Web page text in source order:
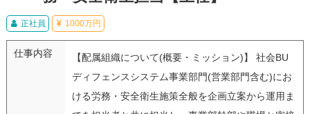
正社員 1000万円
仕事内容
【配属組織について(概要・ミッション)】 社会BU
ディフェンスシステム事業部門(営業部門含む)にお
ける労務・安全衛生施策全般を企画立案から運用ま